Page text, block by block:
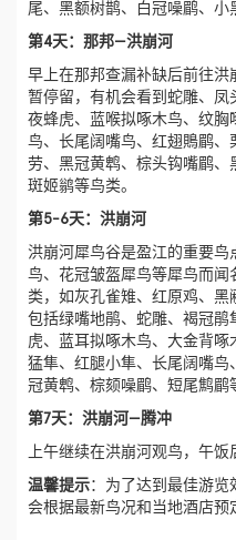
尾、黑额树鹊、白冠噪鹛、小
第4天：那邦—洪崩河
早上在那邦查漏补缺后前往
暂停留，有机会看到蛇雕、
夜蜂虎、蓝喉拟啄木鸟、纹
鸟、长尾阔嘴鸟、红翅鵙鹛
劳、黑冠黄鹎、棕头钩嘴鹛
斑姬鹟等鸟类。
第5-6天：洪崩河
洪崩河犀鸟谷是盈江的重要
鸟、花冠皱盔犀鸟等犀鸟而
类，如灰孔雀雉、红原鸡、
包括绿嘴地鹃、蛇雕、褐冠
虎、蓝耳拟啄木鸟、大金背啄
猛隼、红腿小隼、长尾阔嘴
冠黄鹎、棕颏噪鹛、短尾鹪鹛
第7天：洪崩河—腾冲
上午继续在洪崩河观鸟，午饭
温馨提示：为了达到最佳游
会根据最新鸟况和当地酒店预